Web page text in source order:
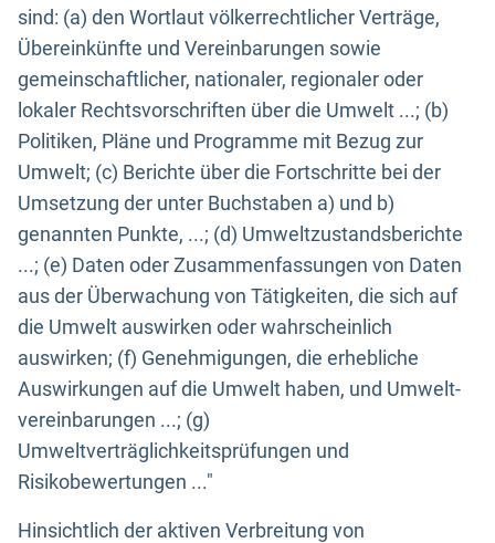
sind: (a) den Wortlaut völkerrechtlicher Verträge,
Übereinkünfte und Vereinbarungen sowie
gemeinschaftlicher, nationaler, regionaler oder
lokaler Rechtsvorschriften über die Umwelt ...; (b)
Politiken, Pläne und Programme mit Bezug zur
Umwelt; (c) Berichte über die Fortschritte bei der
Umsetzung der unter Buchstaben a) und b)
genannten Punkte, ...; (d) Umweltzustandsberichte
...; (e) Daten oder Zusammenfassungen von Daten
aus der Überwachung von Tätigkeiten, die sich auf
die Umwelt auswirken oder wahrscheinlich
auswirken; (f) Genehmigungen, die erhebliche
Auswirkungen auf die Umwelt haben, und Umwelt-
vereinbarungen ...; (g)
Umweltverträglichkeitsprüfungen und
Risikobewertungen ..."
Hinsichtlich der aktiven Verbreitung von